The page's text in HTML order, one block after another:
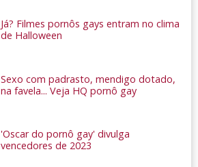
Já? Filmes pornôs gays entram no clima
de Halloween
Sexo com padrasto, mendigo dotado,
na favela... Veja HQ pornô gay
'Oscar do pornô gay' divulga
vencedores de 2023